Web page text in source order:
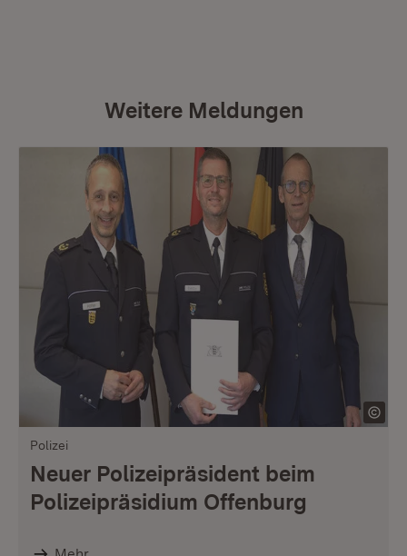
Weitere Meldungen
Polizei
Neuer Polizeipräsident beim
Polizeipräsidium Offenburg